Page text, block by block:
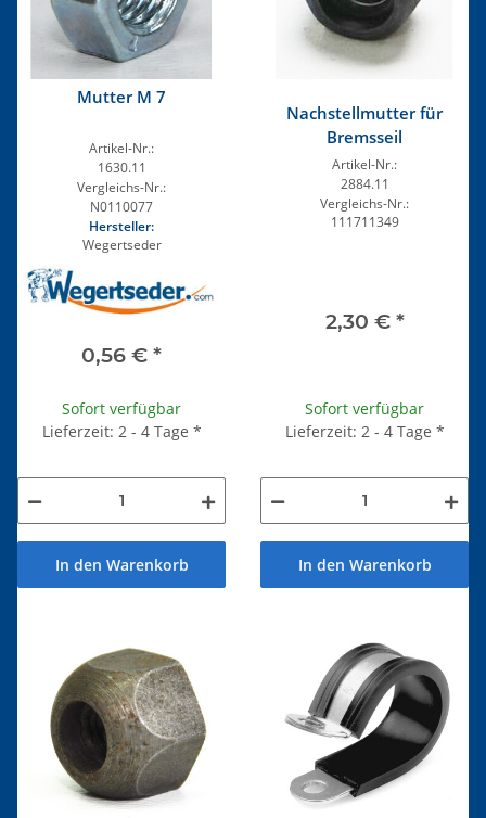
Mutter M 7
Artikel-Nr.:
1630.11
Vergleichs-Nr.:
N0110077
Hersteller:
Wegertseder
0,56 € *
Sofort verfügbar
Lieferzeit: 2 - 4 Tage *
In den Warenkorb
Nachstellmutter für
Bremsseil
Artikel-Nr.:
2884.11
Vergleichs-Nr.:
111711349
2,30 € *
Sofort verfügbar
Lieferzeit: 2 - 4 Tage *
In den Warenkorb